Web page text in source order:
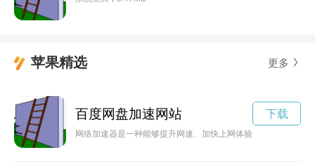
苹果精选 更多
百度网盘加速网站
网络加速器是一种能够提升网速、加快上网体验的工具，百度
下载